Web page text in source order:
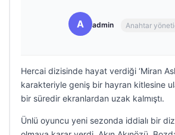
A admin Anahtar
Hercai dizisinde hayat verdiği ‘Miran
karakteriyle geniş bir hayran kitlesine
bir süredir ekranlardan uzak kalmıştı.
Ünlü oyuncu yeni sezonda iddialı bir